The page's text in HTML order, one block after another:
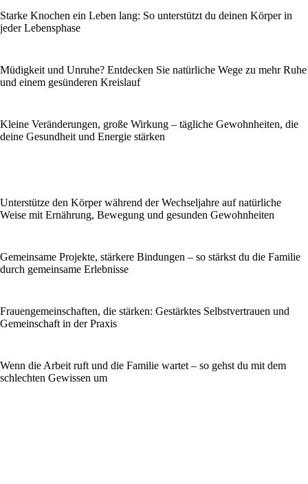
Starke Knochen ein Leben lang: So unterstützt du deinen Körper in
jeder Lebensphase
Müdigkeit und Unruhe? Entdecken Sie natürliche Wege zu mehr Ruhe
und einem gesünderen Kreislauf
Kleine Veränderungen, große Wirkung – tägliche Gewohnheiten, die
deine Gesundheit und Energie stärken
Unterstütze den Körper während der Wechseljahre auf natürliche
Weise mit Ernährung, Bewegung und gesunden Gewohnheiten
Gemeinsame Projekte, stärkere Bindungen – so stärkst du die Familie
durch gemeinsame Erlebnisse
Frauengemeinschaften, die stärken: Gestärktes Selbstvertrauen und
Gemeinschaft in der Praxis
Wenn die Arbeit ruft und die Familie wartet – so gehst du mit dem
schlechten Gewissen um